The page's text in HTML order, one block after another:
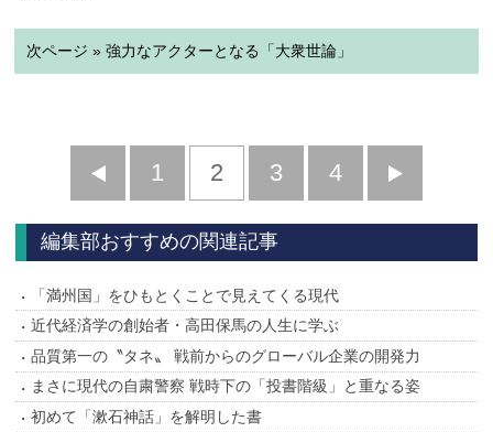
次ページ » 強力なアクターとなる「大衆世論」
前
へ
1 2 3 4
へ
編集部おすすめの関連記事
「満州国」をひもとくことで見えてくる現代
近代経済学の創始者・高田保馬の人生に学ぶ
品質第一の〝タネ〟 戦前からのグローバル企業の開発力
まさに現代の自粛警察 戦時下の「投書階級」と重なる姿
初めて「漱石神話」を解明した書